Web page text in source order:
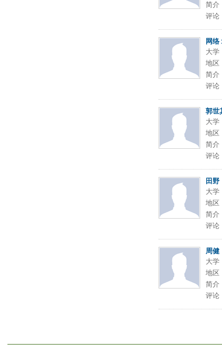
简介
评论
网络
大学
地区
简介
评论
郭世
大学
地区
简介
评论
田野
大学
地区
简介
评论
周健
大学
地区
简介
评论